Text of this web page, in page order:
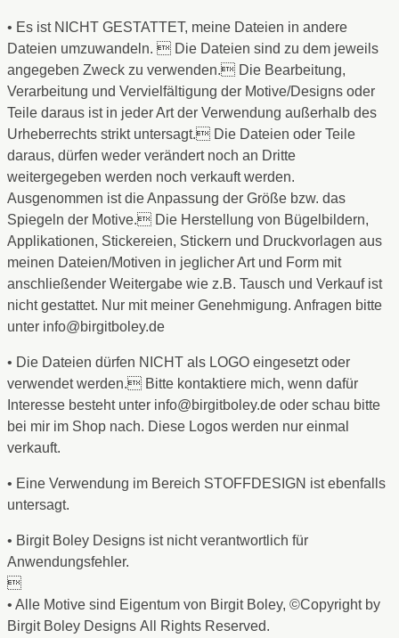
• Es ist NICHT GESTATTET, meine Dateien in andere
Dateien umzuwandeln.  Die Dateien sind zu dem jeweils
angegeben Zweck zu verwenden. Die Bearbeitung,
Verarbeitung und Vervielfältigung der Motive/Designs oder
Teile daraus ist in jeder Art der Verwendung außerhalb des
Urheberrechts strikt untersagt. Die Dateien oder Teile
daraus, dürfen weder verändert noch an Dritte
weitergegeben werden noch verkauft werden.
Ausgenommen ist die Anpassung der Größe bzw. das
Spiegeln der Motive. Die Herstellung von Bügelbildern,
Applikationen, Stickereien, Stickern und Druckvorlagen aus
meinen Dateien/Motiven in jeglicher Art und Form mit
anschließender Weitergabe wie z.B. Tausch und Verkauf ist
nicht gestattet. Nur mit meiner Genehmigung. Anfragen bitte
unter info@birgitboley.de
• Die Dateien dürfen NICHT als LOGO eingesetzt oder
verwendet werden. Bitte kontaktiere mich, wenn dafür
Interesse besteht unter info@birgitboley.de oder schau bitte
bei mir im Shop nach. Diese Logos werden nur einmal
verkauft.
• Eine Verwendung im Bereich STOFFDESIGN ist ebenfalls
untersagt.
• Birgit Boley Designs ist nicht verantwortlich für
Anwendungsfehler.

• Alle Motive sind Eigentum von Birgit Boley, ©Copyright by
Birgit Boley Designs All Rights Reserved.